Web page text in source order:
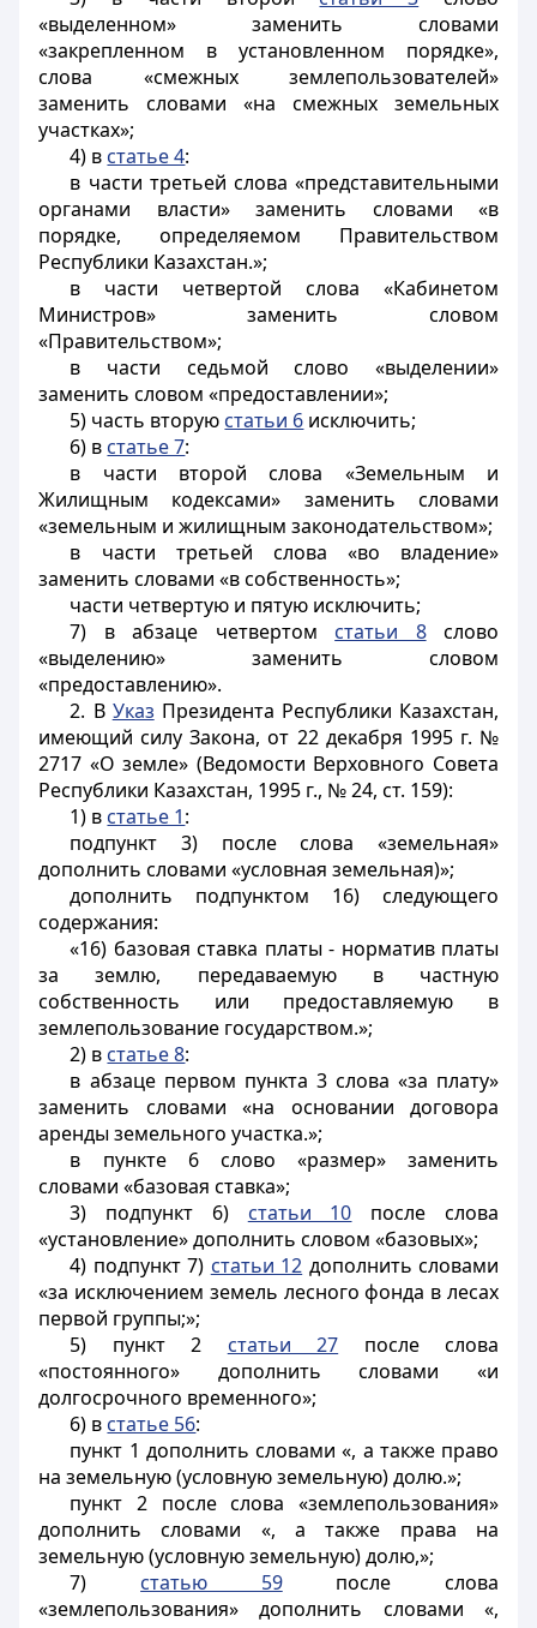
«выделенном» заменить словами
«закрепленном в установленном порядке»,
слова «смежных землепользователей»
заменить словами «на смежных земельных
участках»;
4) в статье 4:
в части третьей слова «представительными
органами власти» заменить словами «в
порядке, определяемом Правительством
Республики Казахстан.»;
в части четвертой слова «Кабинетом
Министров» заменить словом
«Правительством»;
в части седьмой слово «выделении»
заменить словом «предоставлении»;
5) часть вторую статьи 6 исключить;
6) в статье 7:
в части второй слова «Земельным и
Жилищным кодексами» заменить словами
«земельным и жилищным законодательством»;
в части третьей слова «во владение»
заменить словами «в собственность»;
части четвертую и пятую исключить;
7) в абзаце четвертом статьи 8слово
«выделению» заменить словом
«предоставлению».
2. В Указ Президента Республики Казахстан,
имеющий силу Закона, от 22 декабря 1995 г. №
2717 «О земле» (Ведомости Верховного Совета
Республики Казахстан, 1995 г., № 24, ст. 159):
1) в статье 1:
подпункт 3) после слова «земельная»
дополнить словами «условная земельная)»;
дополнить подпунктом 16) следующего
содержания:
«16) базовая ставка платы - норматив платы
за землю, передаваемую в частную
собственность или предоставляемую в
землепользование государством.»;
2) в статье 8:
в абзаце первом пункта 3 слова «за плату»
заменить словами «на основании договора
аренды земельного участка.»;
в пункте 6 слово «размер» заменить
словами «базовая ставка»;
3) подпункт 6) статьи 10 после слова
«установление» дополнить словом «базовых»;
4) подпункт 7) статьи 12 дополнить словами
«за исключением земель лесного фонда в лесах
первой группы;»;
5) пункт 2 статьи 27 после слова
«постоянного» дополнить словами «и
долгосрочного временного»;
6) в статье 56:
пункт 1 дополнить словами «, а также право
на земельную (условную земельную) долю.»;
пункт 2 после слова «землепользования»
дополнить словами «, а также права на
земельную (условную земельную) долю,»;
7) статью 59после слова
«землепользования» дополнить словами «,